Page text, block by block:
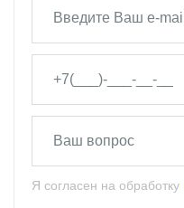
Я согласен на обработку